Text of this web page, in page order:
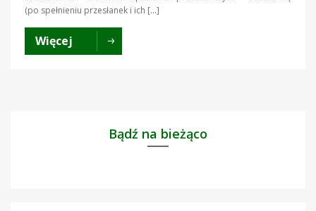
(po spełnieniu przesłanek i ich […]
Więcej
Bądź na bieżąco